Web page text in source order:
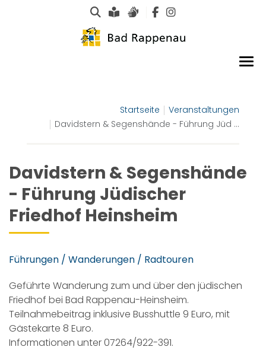
Suche
Leichte Sprache
Gebärdensprachen
Startseite
Veranstaltungen
Davidstern & Segenshände - Führung Jüd ...
Davidstern & Segenshände
- Führung Jüdischer
Friedhof Heinsheim
Führungen / Wanderungen / Radtouren
Geführte Wanderung zum und über den jüdischen
Friedhof bei Bad Rappenau-Heinsheim.
Teilnahmebeitrag inklusive Busshuttle 9 Euro, mit
Gästekarte 8 Euro.
Informationen unter 07264/922-391.